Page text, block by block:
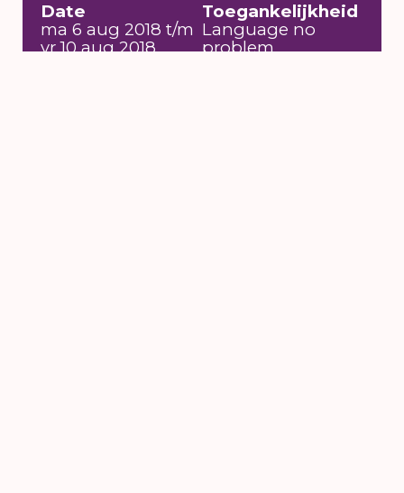
Date
ma 6 aug 2018 t/m
vr 10 aug 2018
Toegankelijkheid
Language no
problem,